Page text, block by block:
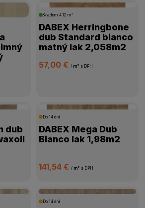
VRSTVY
Skladom 4.12 m²
DABEX Herringbone
dub Standard bianco
matný lak 2,058m2
57,00 € / m² s DPH
dub
Do 14 dní
DABEX Mega Dub
Bianco lak 1,98m2
141,54 € / m² s DPH
Do 14 dní